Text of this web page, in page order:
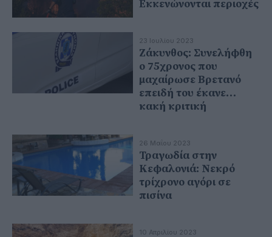
Εκκενώνονται περιοχές
23 Ιουλίου 2023
Ζάκυνθος: Συνελήφθη
ο 75χρονος που
μαχαίρωσε Βρετανό
επειδή του έκανε…
κακή κριτική
26 Μαΐου 2023
Τραγωδία στην
Κεφαλονιά: Νεκρό
τρίχρονο αγόρι σε
πισίνα
10 Απριλίου 2023